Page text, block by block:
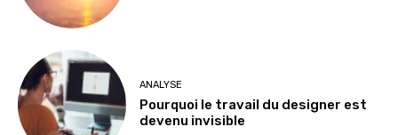
ANALYSE
Pourquoi le travail du designer est
devenu invisible